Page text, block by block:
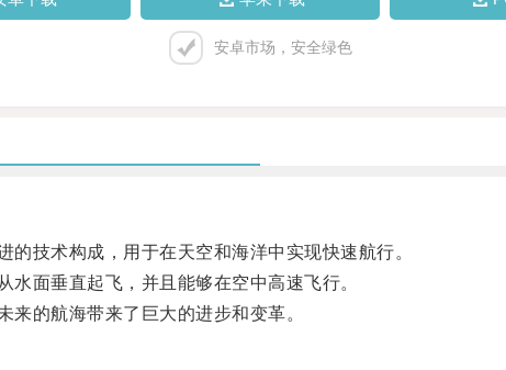
安卓市场，安全绿色
技术构成，用于在天空和海洋中实现快速航行。
面垂直起飞，并且能够在空中高速飞行。
的航海带来了巨大的进步和变革。